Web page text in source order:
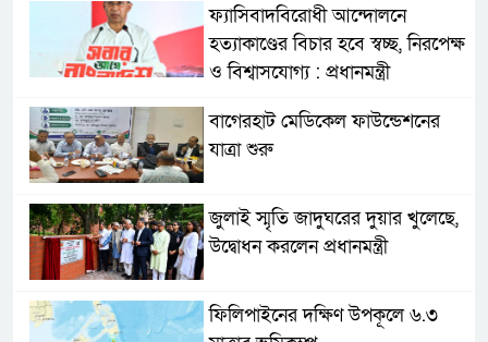
ফ্যাসিবাদবিরোধী আন্দোলনে
হত্যাকাণ্ডের বিচার হবে স্বচ্ছ, নিরপেক্ষ
ও বিশ্বাসযোগ্য : প্রধানমন্ত্রী
বাগেরহাট মেডিকেল ফাউন্ডেশনের
যাত্রা শুরু
জুলাই স্মৃতি জাদুঘরের দুয়ার খুলেছে,
উদ্বোধন করলেন প্রধানমন্ত্রী
ফিলিপাইনের দক্ষিণ উপকূলে ৬.৩